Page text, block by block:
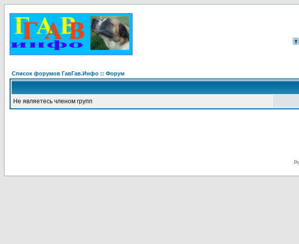
Список форумов ГавГав.Инфо :: Форум
Не являетесь членом групп